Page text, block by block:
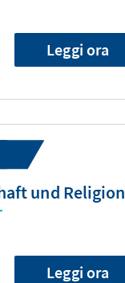
Leggi ora
und Religion
Leggi ora